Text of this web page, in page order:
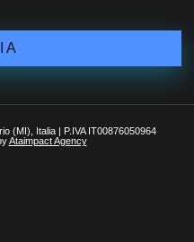
(MI), Italia | P.IVA IT00876050964
Ataimpact Agency